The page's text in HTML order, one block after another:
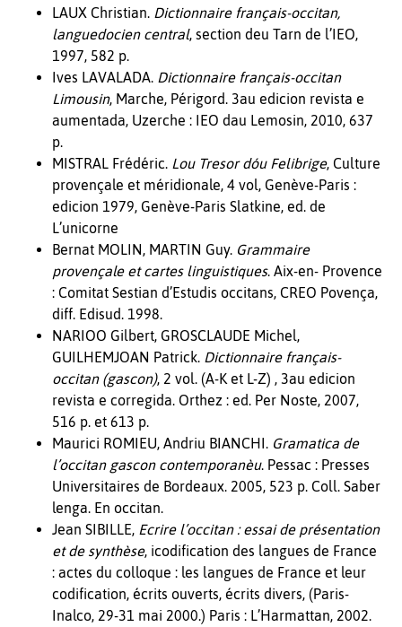
LAUX Christian. Dictionnaire français-occitan,
languedocien central, section deu Tarn de l’IEO,
1997, 582 p.
Ives LAVALADA. Dictionnaire français-occitan
Limousin, Marche, Périgord. 3au edicion revista e
aumentada, Uzerche : IEO dau Lemosin, 2010, 637
p.
MISTRAL Frédéric. Lou Tresor dóu Felibrige, Culture
provençale et méridionale, 4 vol, Genève-Paris :
edicion 1979, Genève-Paris Slatkine, ed. de
L’unicorne
Bernat MOLIN, MARTIN Guy. Grammaire
provençale et cartes linguistiques. Aix-en- Provence
: Comitat Sestian d’Estudis occitans, CREO Povença,
diff. Edisud. 1998.
NARIOO Gilbert, GROSCLAUDE Michel,
GUILHEMJOAN Patrick. Dictionnaire français-
occitan (gascon), 2 vol. (A-K et L-Z) , 3au edicion
revista e corregida. Orthez : ed. Per Noste, 2007,
516 p. et 613 p.
Maurici ROMIEU, Andriu BIANCHI. Gramatica de
l’occitan gascon contemporanèu. Pessac : Presses
Universitaires de Bordeaux. 2005, 523 p. Coll. Saber
lenga. En occitan.
Jean SIBILLE, Ecrire l’occitan : essai de présentation
et de synthèse, icodification des langues de France
: actes du colloque : les langues de France et leur
codification, écrits ouverts, écrits divers, (Paris-
Inalco, 29-31 mai 2000.) Paris : L’Harmattan, 2002.